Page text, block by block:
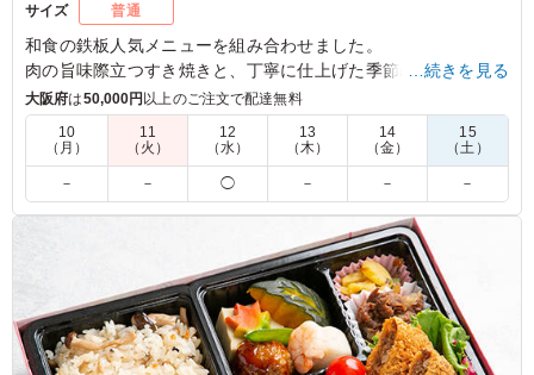
サイズ 普通
和食の鉄板人気メニューを組み合わせました。
肉の旨味際立つすき焼きと、丁寧に仕上げた季節の天ぷら盛り
合せをお楽しみ下さい。
5.0
食事をとっていただいた方からは大変好評で、「お弁当が
美味しかった」と感想をいただいております。 今回は２
０代のお若い方へ提供しましたが、ボリュームも満足感が
あり、喜んでいただけたと感じています。
ご利用シーン：会議・セミナー›ランチミーティング
京都府向日市森本町2026/07/03
…続きを見る
大阪府は50,000円以上のご注文で配達無料
10
（月）
11
（火）
12
（水）
13
（木）
14
（金）
15
（土）
－ － ◯ － － －